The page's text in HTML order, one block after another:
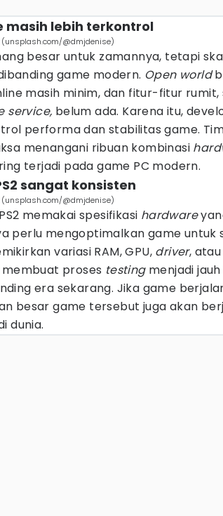
masih lebih terkontrol
(unsplash.com/@dmjdenise)
besar untuk zamannya, tetapi
game modern. Open world
masih minim, dan fitur-fitur
service, belum ada. Karena itu,
performa dan stabilitas game.
menangani ribuan kombinasi
terjadi pada game PC modern.
sangat konsisten
(unsplash.com/@dmjdenise)
memakai spesifikasi hardware
perlu mengoptimalkan game untuk
variasi RAM, GPU, driver,
proses testingmenjadi
era sekarang. Jika game
besar game tersebut juga akan
dunia.